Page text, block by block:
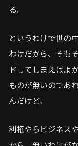
る。
というわけで世の
わけだから、そも
ドしてしまえばよ
ものが無いのであ
んだけど。
利権やらビジネス